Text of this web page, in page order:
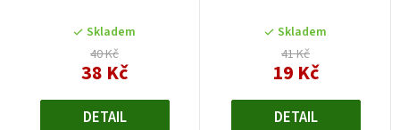
Skladem
40 Kč
38 Kč
DETAIL
Skladem
41 Kč
19 Kč
DETAIL